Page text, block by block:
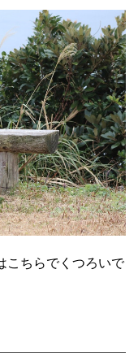
こちらでくつろいで